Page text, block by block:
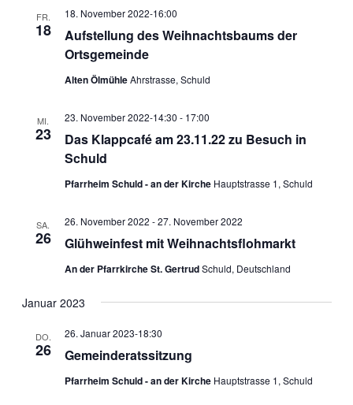
FR.
18
Aufstellung des Weihnachtsbaums der
Ortsgemeinde
18. November 2022-16:00
Alten ÖlmühleAhrstrasse, Schuld
MI.
23
Das Klappcafé am 23.11.22 zu Besuch in
Schuld
23. November 2022-14:30 - 17:00
Pfarrheim Schuld - an der Kirche Hauptstrasse 1, Schuld
SA.
26 Glühweinfest mit Weihnachtsflohmarkt
26. November 2022 -27. November 2022
An der Pfarrkirche St. GertrudSchuld, Deutschland
Januar 2023
DO.
26 Gemeinderatssitzung
26. Januar 2023-18:30
Pfarrheim Schuld - an der Kirche Hauptstrasse 1, Schuld